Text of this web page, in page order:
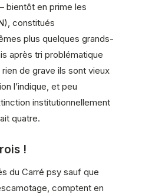
bientôt en prime les
constitués
plus quelques grands-
après tri problématique
de grave ils sont vieux
l’indique, et peu
institutionnellement
quatre.
!
du Carré psy sauf que
comptent en